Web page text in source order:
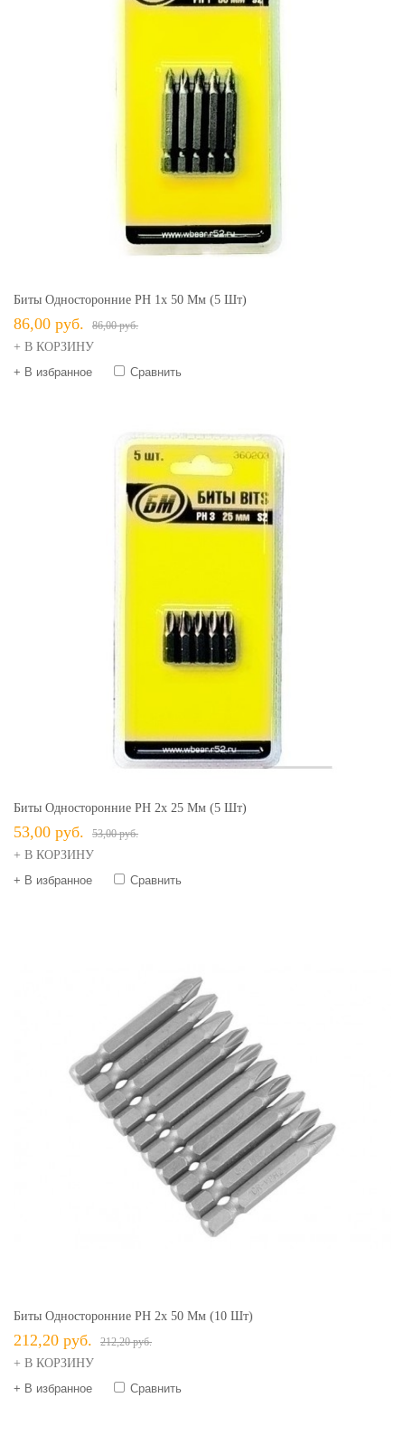
Биты Односторонние PH 1х 50 Мм (5 Шт)
86,00 руб. 86,00 руб.
+ В КОРЗИНУ
+ В избранное
Сравнить
Биты Односторонние PH 2х 25 Мм (5 Шт)
53,00 руб. 53,00 руб.
+ В КОРЗИНУ
+ В избранное
Сравнить
Биты Односторонние PH 2х 50 Мм (10 Шт)
212,20 руб. 212,20 руб.
+ В КОРЗИНУ
+ В избранное
Сравнить